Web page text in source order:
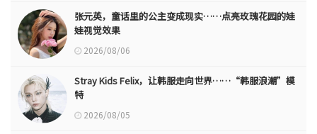
张元英，童话里的公主变成现实……点亮玫瑰花园的娃
娃视觉效果
2026/08/06
Stray Kids Felix，让韩服走向世界……“韩服浪潮”模
特
2026/08/05